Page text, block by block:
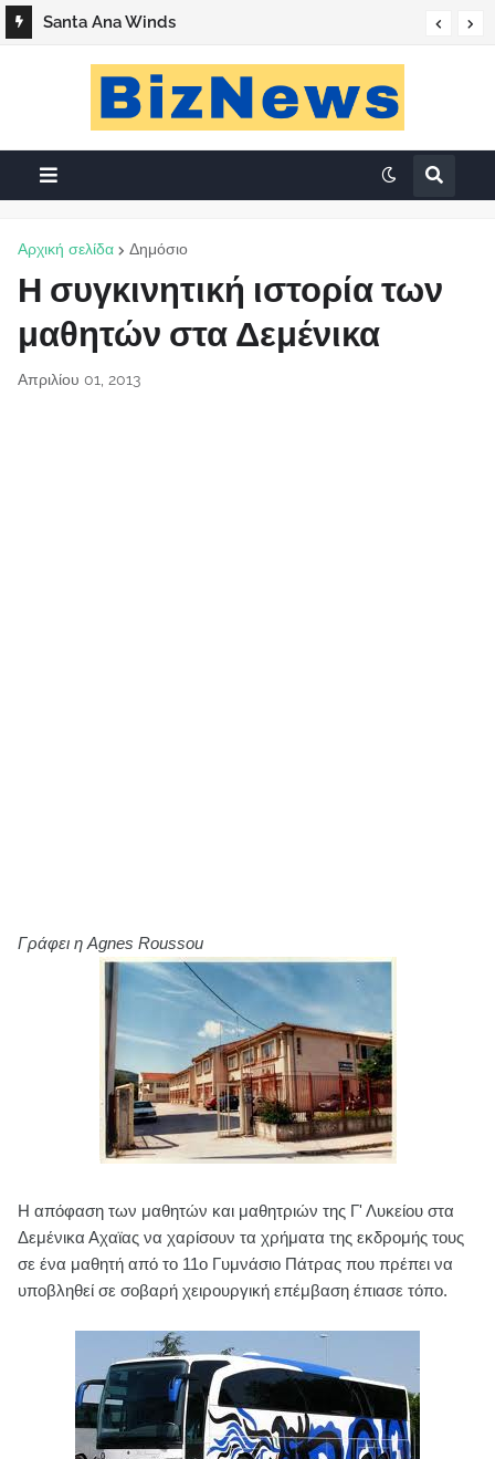
Santa Ana Winds
Αρχική σελίδα Δημόσιο
Η συγκινητική ιστορία των
μαθητών στα Δεμένικα
Απριλίου 01, 2013
Γράφει η Agnes Roussou
Η απόφαση των μαθητών και μαθητριών της Γ' Λυκείου στα
Δεμένικα Αχαϊας να χαρίσουν τα χρήματα της εκδρομής τους
σε ένα μαθητή από το 11ο Γυμνάσιο Πάτρας που πρέπει να
υποβληθεί σε σοβαρή χειρουργική επέμβαση έπιασε τόπο.